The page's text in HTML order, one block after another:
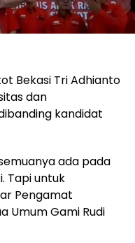
Bekasi Tri Adhianto
dan
kandidat
ada pada
Tapi untuk
Pengamat
Umum Gami Rudi